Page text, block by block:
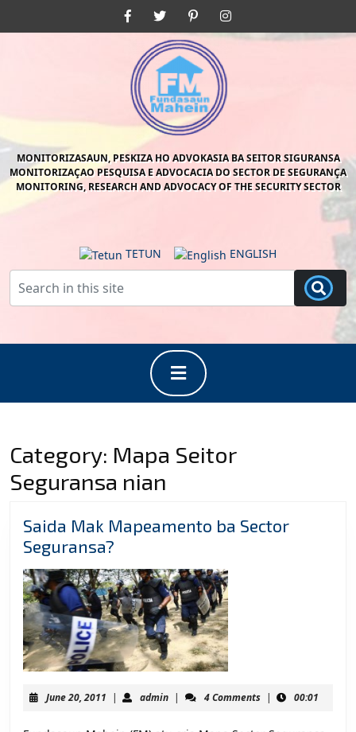
FacebookTwitter Pinterest
MONITORIZASAUN, PESKIZA HO ADVOKASIA BA SEITOR SIGURANSA
MONITORIZAÇAO PESQUISA E ADVOCACIA DO SECTOR DE SEGURANÇA
MONITORING, RESEARCH AND ADVOCACY OF THE SECURITY SECTOR
TETUN ENGLISH
Button
Category: Mapa Seitor
Seguransa nian
Saida Mak Mapeamento ba Sector
Seguransa?
Mak
Mapeamento
ba
Sector
Seguransa?
June 20, 2011 June
| adminadmin
| 4 Comments | 00:01